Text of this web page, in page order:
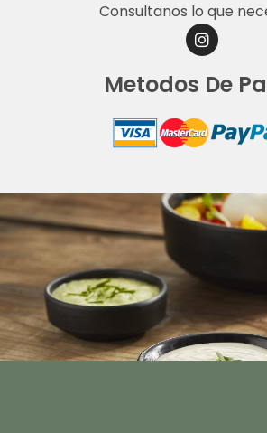
Consultanos lo que
I
N
S
G
R
Metodos De